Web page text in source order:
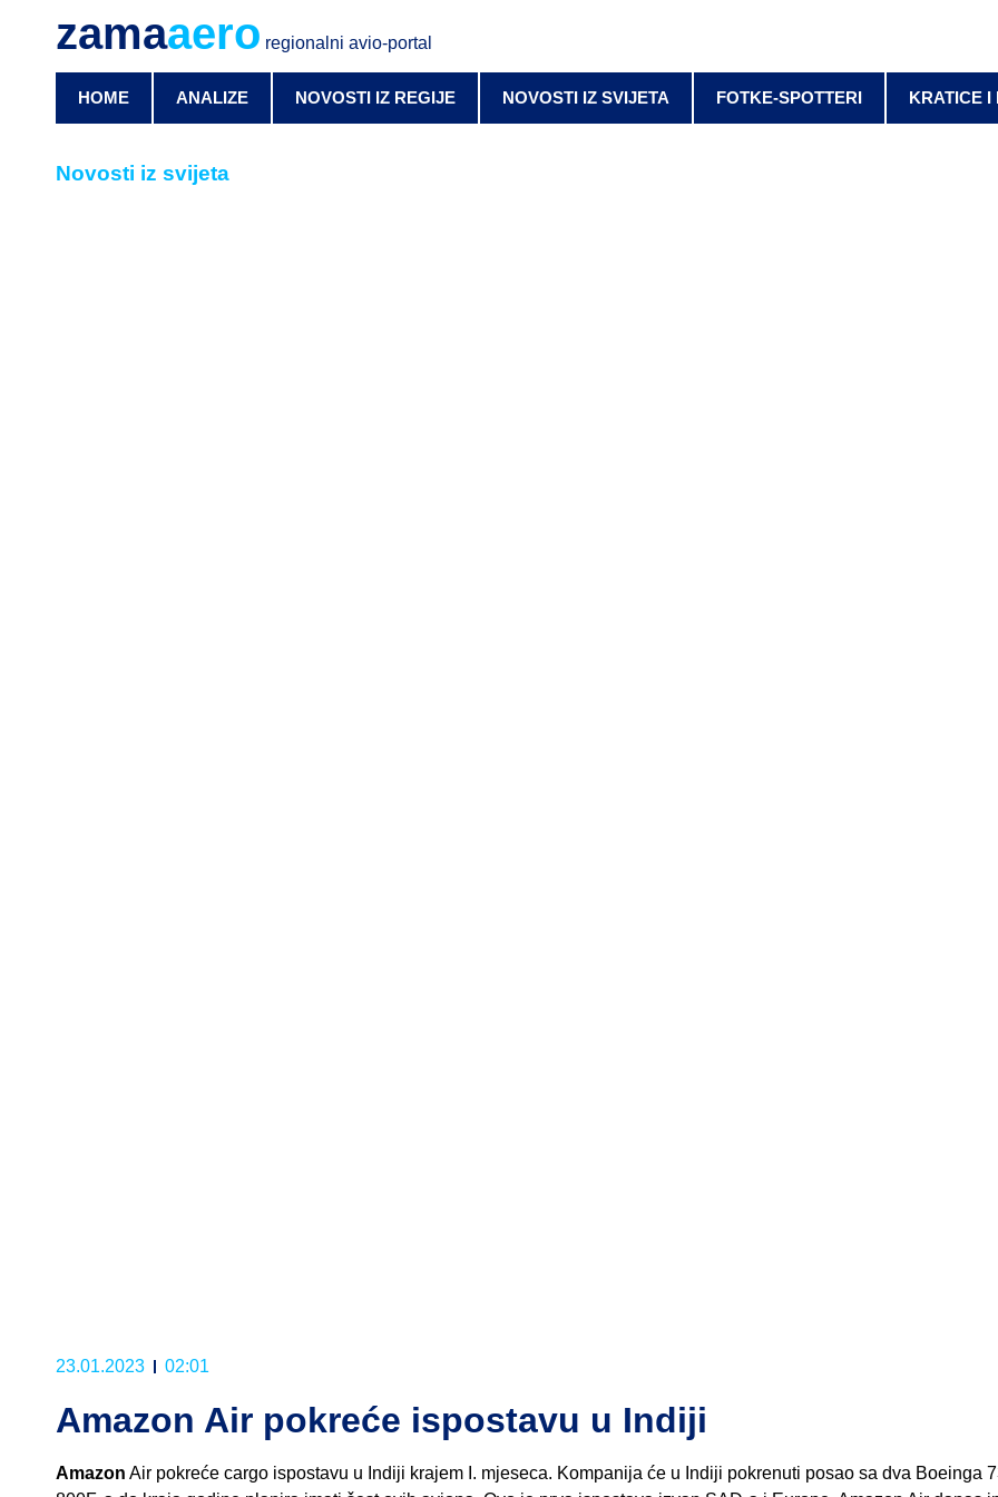
zamaaero regionalni avio-portal
HOME ANALIZE NOVOSTI IZ REGIJE NOVOSTI IZ SVIJETA FOTKE-SPOTTERI KRATICE I
Novosti iz svijeta
23.01.2023 02:01
Amazon Air pokreće ispostavu u Indiji
Amazon Air pokreće cargo ispostavu u Indiji krajem I. mjeseca. Kompanija će u Indiji pokrenuti posao sa dva Boeinga